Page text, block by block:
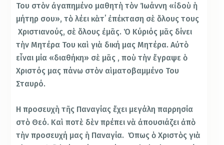
Του στὸν ἀγαπημένο μαθητὴ τὸν Ἰωάννη «ἰδοὺ ἡ
μήτηρ σου», τὸ λέει κὰτ΄ ἐπέκταση σὲ ὅλους τους
Χριστιανούς, σὲ ὅλους ἐμᾶς. Ὁ Κύριός μᾶς δίνει
τὴν Μητέρα Του καὶ γιὰ δική μας Μητέρα. Αὐτὸ
εἶναι μία «διαθήκη» σὲ μᾶς , ποὺ τὴν ἔγραψε ὁ
Χριστός μας πάνω στὸν αἱματοβαμμένο Του
Σταυρό.
Η προσευχὴ τῆς Παναγίας ἔχει μεγάλη παρρησία
στὸ Θεό. Καὶ ποτὲ δὲν πρέπει νὰ ἀπουσιάζει ἀπὸ
τὴν προσευχή μας ἡ Παναγία. Όπως ὁ Χριστὸς γιὰ